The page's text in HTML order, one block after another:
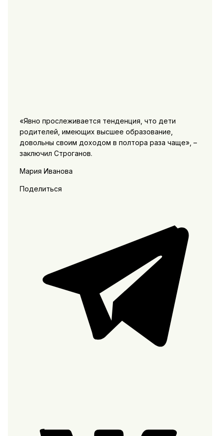
«Явно прослеживается тенденция, что дети
родителей, имеющих высшее образование,
довольны своим доходом в полтора раза чаще», –
заключил Строганов.
Мария Иванова
Поделиться